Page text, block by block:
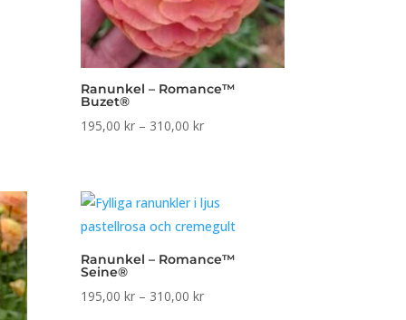
Ranunkel – Romance™
Buzet®
195,00kr – 310,00krPrisintervall:
310,00 kr
Ranunkel – Romance™
Seine®
195,00kr – 310,00krPrisintervall: